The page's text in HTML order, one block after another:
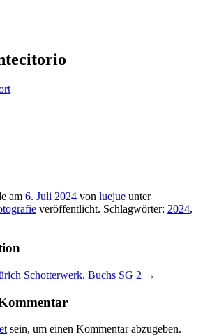
am 6. Juli 2024 von luejue unter
veröffentlicht. Schlagwörter: 2024,
Schotterwerk, Buchs SG 2 →
sein, um einen Kommentar abzugeben.